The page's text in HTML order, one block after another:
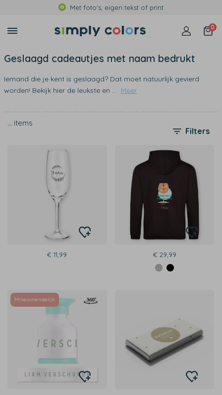
Met foto's, eigen tekst of print
0
Geslaagd cadeautjes met naam bedrukt
Iemand die je kent is geslaagd? Dat moet natuurlijk gevierd
worden! Bekijk hier de leukste en ... Meer
… items
Filters
€ 11,99 € 29,99
Milieuvriendelijk